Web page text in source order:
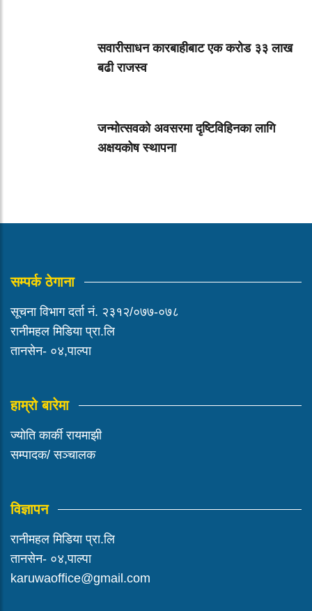
सवारीसाधन कारबाहीबाट एक करोड ३३ लाख
बढी राजस्व
जन्मोत्सवको अवसरमा दृष्टिविहिनका लागि
अक्षयकोष स्थापना
सम्पर्क ठेगाना
सूचना विभाग दर्ता नं. २३१२/०७७-०७८
रानीमहल मिडिया प्रा.लि
तानसेन- ०४,पाल्पा
हाम्रो बारेमा
ज्योति कार्की रायमाझी
सम्पादक/ सञ्चालक
विज्ञापन
रानीमहल मिडिया प्रा.लि
तानसेन- ०४,पाल्पा
karuwaoffice@gmail.com